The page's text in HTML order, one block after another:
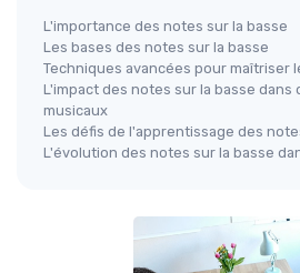
L'importance des notes sur la basse
Les bases des notes sur la basse
Techniques avancées pour maîtriser
L'impact des notes sur la basse
musicaux
Les défis de l'apprentissage des
L'évolution des notes sur la basse